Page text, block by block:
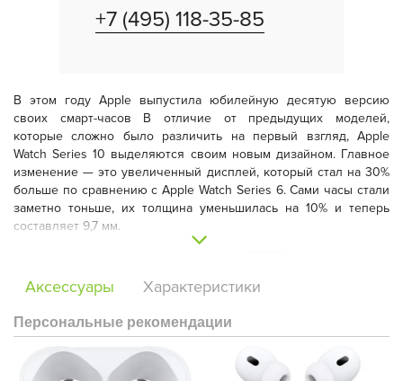
+7 (495) 118-35-85
В этом году Apple выпустила юбилейную десятую версию
своих смарт-часов В отличие от предыдущих моделей,
которые сложно было различить на первый взгляд, Apple
Watch Series 10 выделяются своим новым дизайном. Главное
изменение — это увеличенный дисплей, который стал на 30%
больше по сравнению с Apple Watch Series 6. Сами часы стали
заметно тоньше, их толщина уменьшилась на 10% и теперь
составляет 9,7 мм.
Аксессуары Характеристики
Персональные рекомендации